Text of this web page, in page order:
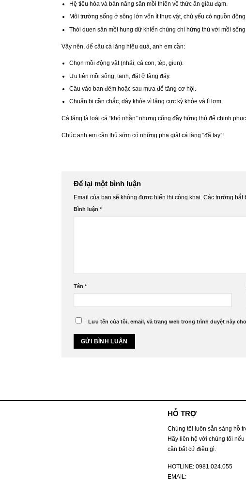
Hệ tiêu hóa và bản năng săn mồi thiên về thức ăn giàu đạm.
Môi trường sống ở sông lớn vốn ít thực vật, chủ yếu có nguồn
Thói quen săn mồi hung dữ khiến chúng chỉ hứng thú với mồi
Vậy nên, để câu cá lăng hiệu quả, anh em cần:
Chọn mồi động vật (nhái, cá con, tép, giun).
Ưu tiên mồi sống, tanh, đặt ở tầng đáy.
Câu vào ban đêm hoặc sau mưa để tăng cơ hội.
Chuẩn bị cần chắc, dây khỏe vì lăng cực kỳ khỏe và lì lợm.
Cá lăng là loài cá “khó nhằn” nhưng cũng đầy hứng thú để chinh
Chúc anh em cần thủ sớm có những pha giật cá lăng “đã tay”!
Để lại một bình luận
Email của bạn sẽ không được hiển thị công khai. Các trường bắt
Bình luận *
Tên *
Lưu tên của tôi, email, và trang web trong trình duyệt này
HỖ TRỢ
Chúng tôi luôn sẵn sàng hỗ
Hãy liên hệ với chúng tôi nếu
cần bất cứ điều gì.
HOTLINE: 0981.024.055
EMAIL: